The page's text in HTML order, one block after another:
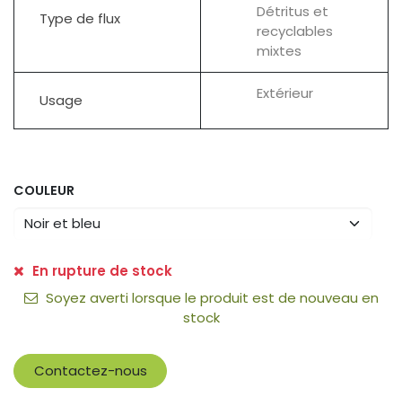
Type de flux
Détritus et
recyclables
mixtes
Usage Extérieur
COULEUR
En rupture de stock
Soyez averti lorsque le produit est de nouveau en
stock
Contactez-nous